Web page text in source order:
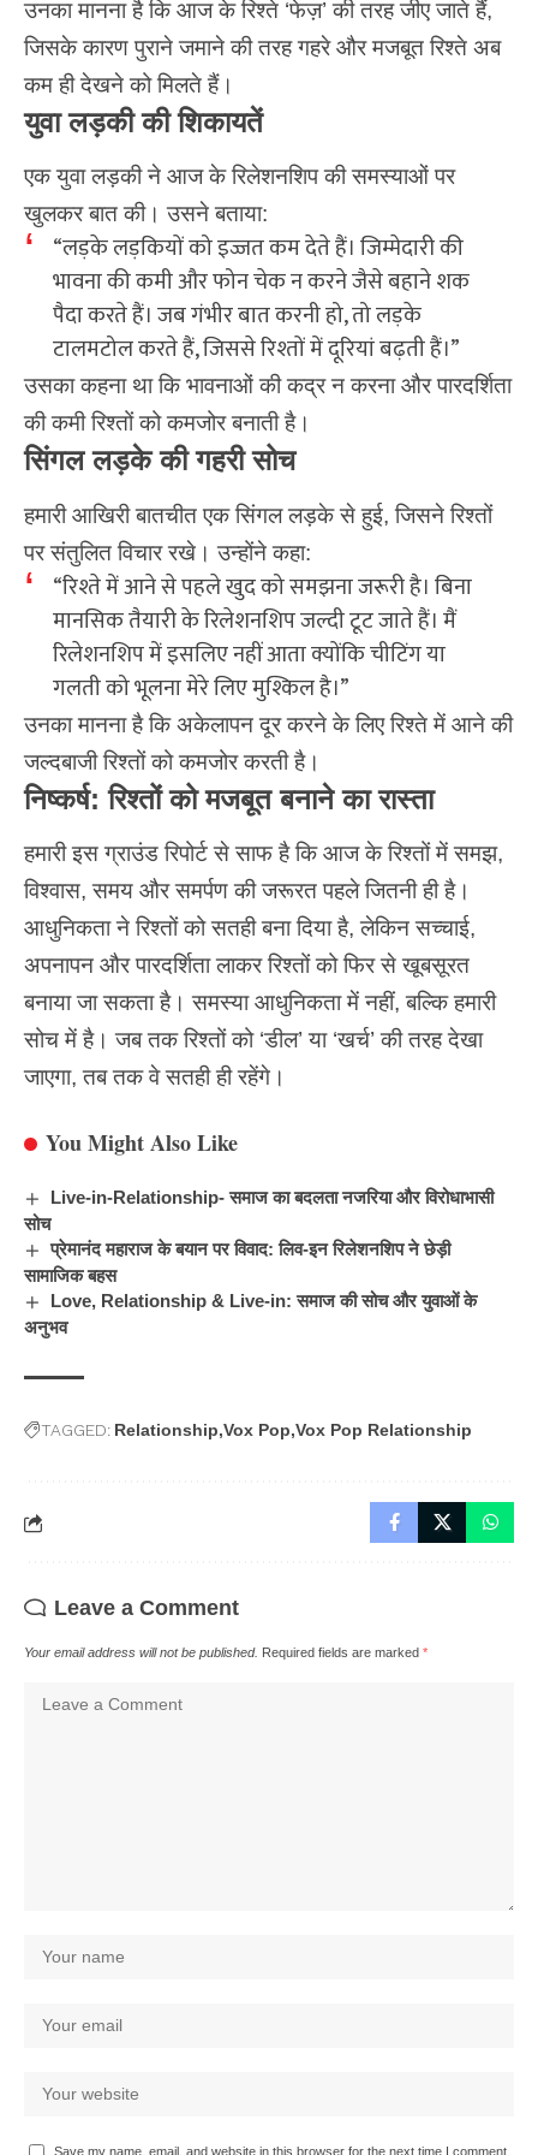
उनका मानना है कि आज के रिश्ते ‘फेज़’ की तरह जीए जाते हैं,
जिसके कारण पुराने जमाने की तरह गहरे और मजबूत रिश्ते अब
कम ही देखने को मिलते हैं।
युवा लड़की की शिकायतें
एक युवा लड़की ने आज के रिलेशनशिप की समस्याओं पर
खुलकर बात की। उसने बताया:
“लड़के लड़कियों को इज्जत कम देते हैं। जिम्मेदारी की
भावना की कमी और फोन चेक न करने जैसे बहाने शक
पैदा करते हैं। जब गंभीर बात करनी हो, तो लड़के
टालमटोल करते हैं, जिससे रिश्तों में दूरियां बढ़ती हैं।”
उसका कहना था कि भावनाओं की कद्र न करना और पारदर्शिता
की कमी रिश्तों को कमजोर बनाती है।
सिंगल लड़के की गहरी सोच
हमारी आखिरी बातचीत एक सिंगल लड़के से हुई, जिसने रिश्तों
पर संतुलित विचार रखे। उन्होंने कहा:
“रिश्ते में आने से पहले खुद को समझना जरूरी है। बिना
मानसिक तैयारी के रिलेशनशिप जल्दी टूट जाते हैं। मैं
रिलेशनशिप में इसलिए नहीं आता क्योंकि चीटिंग या
गलती को भूलना मेरे लिए मुश्किल है।”
उनका मानना है कि अकेलापन दूर करने के लिए रिश्ते में आने की
जल्दबाजी रिश्तों को कमजोर करती है।
निष्कर्ष: रिश्तों को मजबूत बनाने का रास्ता
हमारी इस ग्राउंड रिपोर्ट से साफ है कि आज केरिश्तोंमें समझ,
विश्वास, समय और समर्पण की जरूरत पहले जितनी ही है।
आधुनिकता ने रिश्तों को सतही बना दिया है, लेकिन सच्चाई,
अपनापन और पारदर्शिता लाकररिश्तोंको फिर से खूबसूरत
बनाया जा सकता है। समस्या आधुनिकता में नहीं, बल्कि हमारी
सोच में है। जब तक रिश्तों को ‘डील’ या ‘खर्च’ की तरह देखा
जाएगा, तब तक वे सतही ही रहेंगे।
You Might Also Like
Live-in-Relationship- समाज का बदलता नजरिया और विरोधाभासी
सोच
प्रेमानंद महाराज के बयान पर विवाद: लिव-इन रिलेशनशिप ने छेड़ी
सामाजिक बहस
Love, Relationship & Live-in: समाज की सोच और युवाओं के
अनुभव
TAGGED: Relationship Vox Pop Vox Pop Relationship
Leave a Comment
Your email address will not be published. Required fields are marked *
Save my name, email, and website in this browser for the next time I comment.